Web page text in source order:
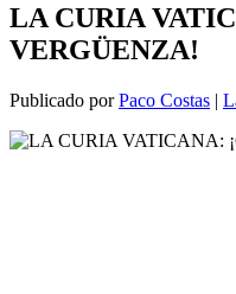
LA CURIA
VERGÜENZA!
Publicado porPaco Costas |